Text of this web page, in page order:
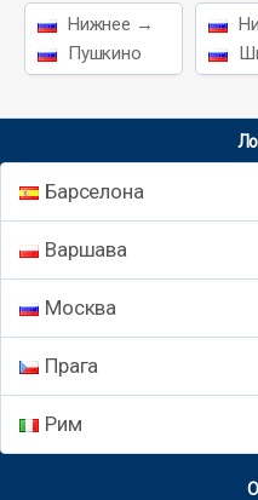
Нижнее →
Пушкино
Барселона
Варшава
Москва
Прага
Рим